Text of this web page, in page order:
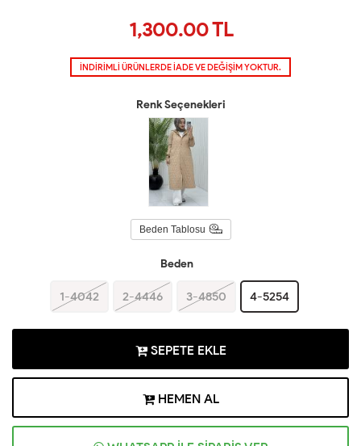
1,300.00TL
İNDİRİMLİ ÜRÜNLERDE İADE VE DEĞİŞİM YOKTUR.
Renk Seçenekleri
Beden Tablosu
Beden
1-4042 2-4446 3-4850 4-5254
SEPETE EKLE
HEMEN AL